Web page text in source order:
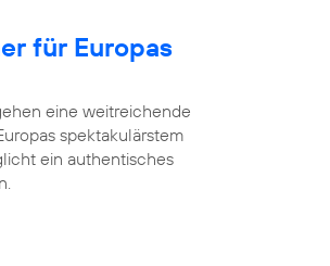
für Europas
eine weitreichende
spektakulärstem
ein authentisches